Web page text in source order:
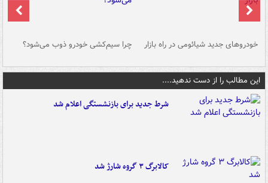
خودروهای جدید شیائومی در راه بازار چرا سیم‌کشی خودرو ذوب می‌شود؟
این مطالب را از دست ندهید....
شرط جدید برای بازنشستگی اعلام شد
کالابرگ ۳ گروه شارژ شد